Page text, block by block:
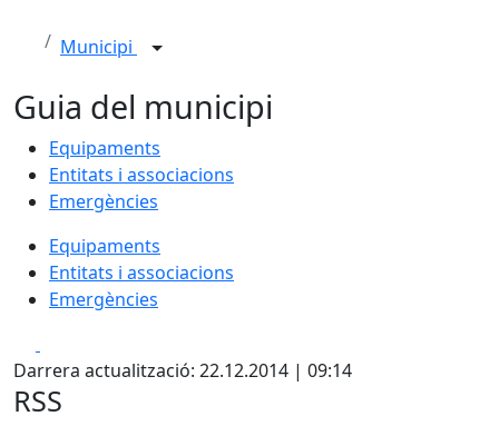
Municipi
Guia del municipi
Equipaments
Entitats i associacions
Emergències
Equipaments
Entitats i associacions
Emergències
Darrera actualització: 22.12.2014 | 09:14
RSS